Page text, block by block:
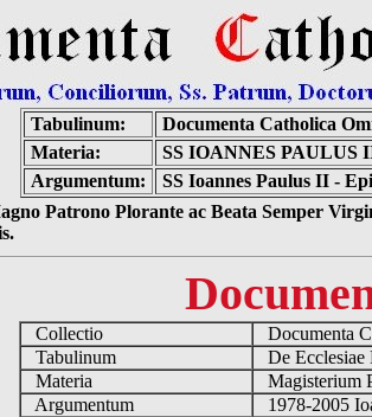
Tabulinum:
Documenta Catholica
Materia:
SS IOANNES
Argumentum:
SS Ioannes Paulus II -
Patrono Plorante ac Beata Semper
Collectio
Documenta
Tabulinum
De
Materia
Magisterium
Argumentum
1978-2005